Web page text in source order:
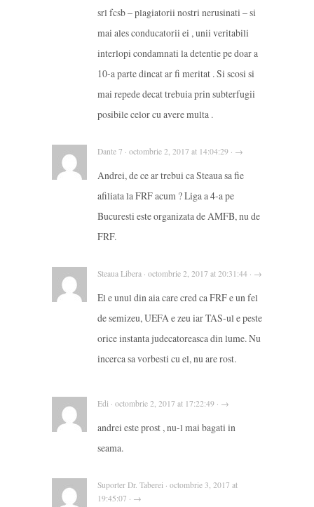
srl fcsb – plagiatorii nostri nerusinati – si
mai ales conducatorii ei , unii veritabili
interlopi condamnati la detentie pe doar a
10-a parte dincat ar fi meritat . Si scosi si
mai repede decat trebuia prin subterfugii
posibile celor cu avere multa .
Dante 7 · octombrie 2, 2017 at 14:04:29 · →
Andrei, de ce ar trebui ca Steaua sa fie
afiliata la FRF acum ? Liga a 4-a pe
Bucuresti este organizata de AMFB, nu de
FRF.
Steaua Libera · octombrie 2, 2017 at 20:31:44 · →
El e unul din aia care cred ca FRF e un fel
de semizeu, UEFA e zeu iar TAS-ul e peste
orice instanta judecatoreasca din lume. Nu
incerca sa vorbesti cu el, nu are rost.
Edi · octombrie 2, 2017 at 17:22:49 · →
andrei este prost , nu-l mai bagati in
seama.
Suporter Dr. Taberei · octombrie 3, 2017 at
19:45:07 · →